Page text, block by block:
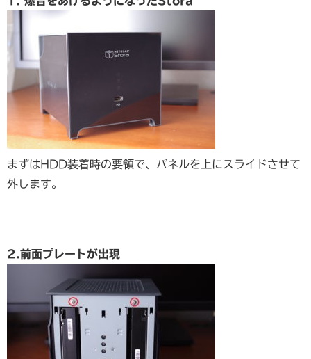
まずはHDD装着時の要領で、パネルを上にスライドさせて
外します。
2.前面プレートが出現